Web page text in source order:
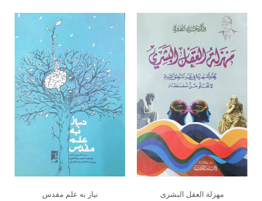
مهزلة العقل البشری نیاز به علم مقدس